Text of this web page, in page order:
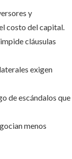
y
costo del capital.
cláusulas
exigen
de escándalos que
menos